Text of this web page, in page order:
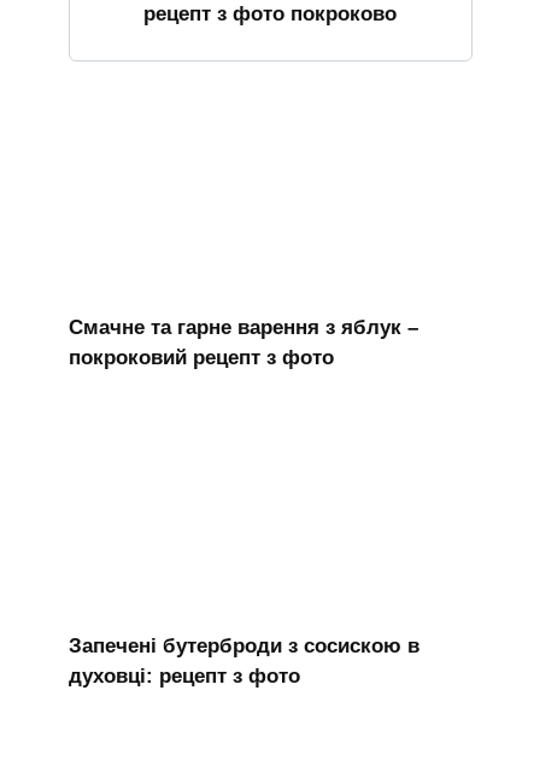
рецепт з фото покроково
Смачне та гарне варення з яблук –
покроковий рецепт з фото
Запечені бутерброди з сосискою в
духовці: рецепт з фото